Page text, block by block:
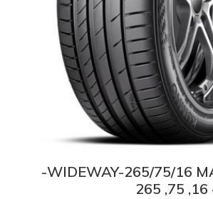
WIDEWAY-265/75/16 MADE IN CHINA-